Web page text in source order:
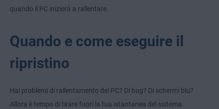
quando il PC inizierà a rallentare.
Quando e come eseguire il
ripristino
Hai problemi di rallentamento del PC? Di bug? Di schermi blu?
Allora è tempo di tirare fuori la tua istantanea del sistema.